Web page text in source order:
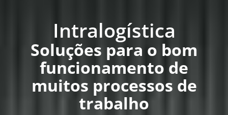
Intralogística
Soluções para o bom
funcionamento de
muitos processos de
trabalho